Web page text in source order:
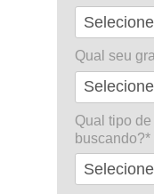
Qual seu
Qual tipo
buscando?*